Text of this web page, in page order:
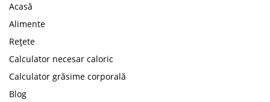
Acasă
Alimente
Rețete
Calculator necesar caloric
Calculator grăsime corporală
Blog